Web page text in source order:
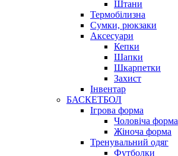
Штани
Термобілизна
Сумки, рюкзаки
Аксесуари
Кепки
Шапки
Шкарпетки
Захист
Інвентар
БАСКЕТБОЛ
Ігрова форма
Чоловіча форма
Жіноча форма
Тренувальний одяг
Футболки